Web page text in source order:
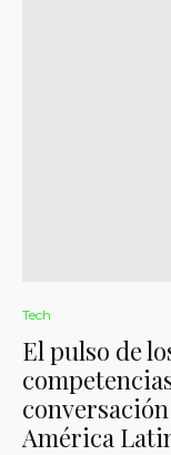
Tech
El pulso de
América